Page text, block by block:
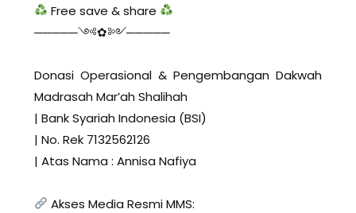
Free save & share
─────༺✿༻─────
Donasi Operasional & Pengembangan Dakwah
Madrasah Mar’ah Shalihah
| Bank Syariah Indonesia (BSI)
| No. Rek 7132562126
| Atas Nama : Annisa Nafiya
Akses Media Resmi MMS: